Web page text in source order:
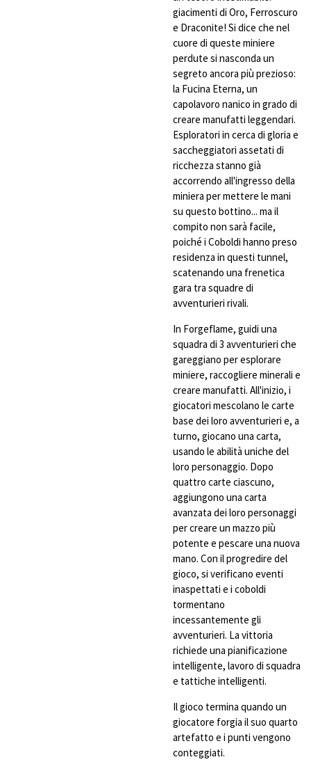
giacimenti di Oro, Ferroscuro
e Draconite! Si dice che nel
cuore di queste miniere
perdute si nasconda un
segreto ancora più prezioso:
la Fucina Eterna, un
capolavoro nanico in grado di
creare manufatti leggendari.
Esploratori in cerca di gloria e
saccheggiatori assetati di
ricchezza stanno già
accorrendo all'ingresso della
miniera per mettere le mani
su questo bottino... ma il
compito non sarà facile,
poiché i Coboldi hanno preso
residenza in questi tunnel,
scatenando una frenetica
gara tra squadre di
avventurieri rivali.
In Forgeflame, guidi una
squadra di 3 avventurieri che
gareggiano per esplorare
miniere, raccogliere minerali e
creare manufatti. All'inizio, i
giocatori mescolano le carte
base dei loro avventurieri e, a
turno, giocano una carta,
usando le abilità uniche del
loro personaggio. Dopo
quattro carte ciascuno,
aggiungono una carta
avanzata dei loro personaggi
per creare un mazzo più
potente e pescare una nuova
mano. Con il progredire del
gioco, si verificano eventi
inaspettati e i coboldi
tormentano
incessantemente gli
avventurieri. La vittoria
richiede una pianificazione
intelligente, lavoro di squadra
e tattiche intelligenti.
Il gioco termina quando un
giocatore forgia il suo quarto
artefatto e i punti vengono
conteggiati.